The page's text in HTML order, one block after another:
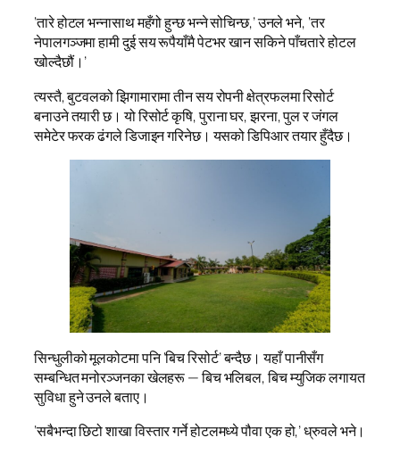
‘तारे होटल भन्नासाथ महँगो हुन्छ भन्ने सोचिन्छ,’ उनले भने, ‘तर
नेपालगञ्जमा हामी दुई सय रूपैयाँमै पेटभर खान सकिने पाँचतारे होटल
खोल्दैछौं।’
त्यस्तै, बुटवलको झिगामारामा तीन सय रोपनी क्षेत्रफलमा रिसोर्ट
बनाउने तयारी छ। यो रिसोर्ट कृषि, पुराना घर, झरना, पुल र जंगल
समेटेर फरक ढंगले डिजाइन गरिनेछ। यसको डिपिआर तयार हुँदैछ।
सिन्धुलीको मूलकोटमा पनि ‘बिच रिसोर्ट’ बन्दैछ। यहाँ पानीसँग
सम्बन्धित मनोरञ्जनका खेलहरू — बिच भलिबल, बिच म्युजिक लगायत
सुविधा हुने उनले बताए।
‘सबैभन्दा छिटो शाखा विस्तार गर्ने होटलमध्ये पौवा एक हो,’ ध्रुवले भने।